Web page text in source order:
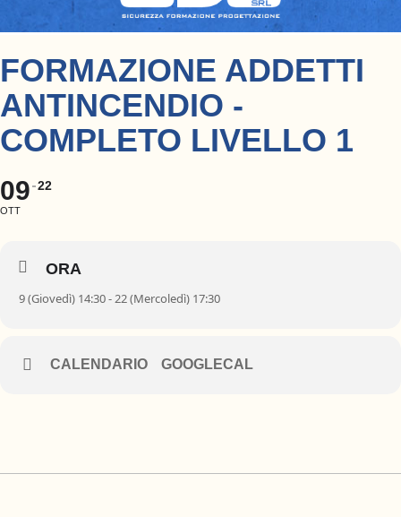
FORMAZIONE ADDETTI
ANTINCENDIO -
COMPLETO LIVELLO 1
09
OTT
22
ORA
9 (Giovedì) 14:30 - 22 (Mercoledì) 17:30
CALENDARIO GOOGLECAL